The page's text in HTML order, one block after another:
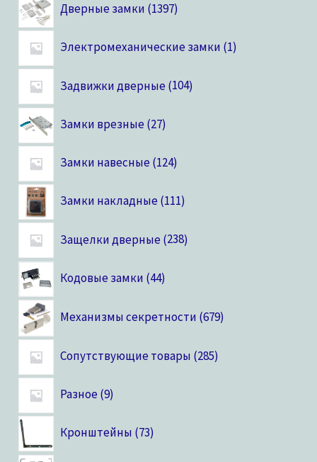
Дверные замки 1397
Электромеханические замки 1
Задвижки дверные 104
Замки врезные 27
Замки навесные 124
Замки накладные 111
Защелки дверные 238
Кодовые замки 44
Механизмы секретности 679
Сопутствующие товары 285
Разное 9
Кронштейны 73